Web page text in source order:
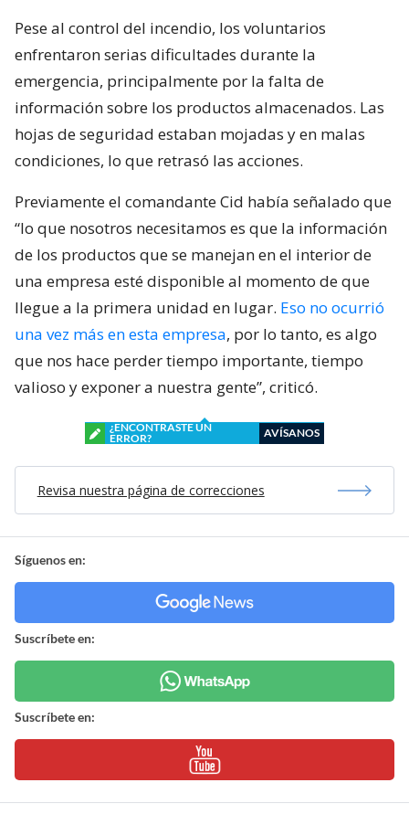
Pese al control del incendio, los voluntarios
enfrentaron serias dificultades durante la
emergencia, principalmente por la falta de
información sobre los productos almacenados. Las
hojas de seguridad estaban mojadas y en malas
condiciones, lo que retrasó las acciones.
Previamente el comandante Cid había señalado que
“lo que nosotros necesitamos es que la información
de los productos que se manejan en el interior de
una empresa esté disponible al momento de que
llegue a la primera unidad en lugar. Eso no ocurrió
una vez más en esta empresa, por lo tanto, es algo
que nos hace perder tiempo importante, tiempo
valioso y exponer a nuestra gente”, criticó.
¿ENCONTRASTE UN
ERROR?
AVÍSANOS
Revisa nuestra página de correcciones
Síguenos en:
Suscríbete en:
Suscríbete en: